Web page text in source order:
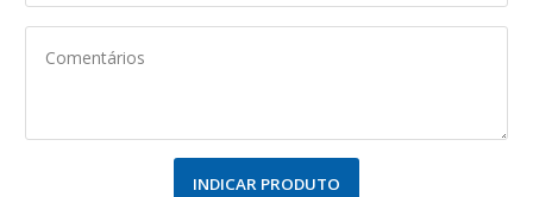
INDICAR PRODUTO